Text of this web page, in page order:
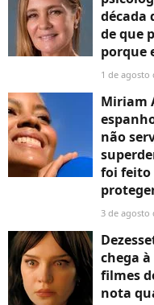
década
de que
porque
1 de agosto
Miriam
não
foi feito
3 de agosto
chega
filmes
nota